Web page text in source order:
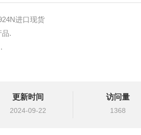
进口现货
品.
湾北部等液压元件
更新时间
2024-09-22
访问量
1368